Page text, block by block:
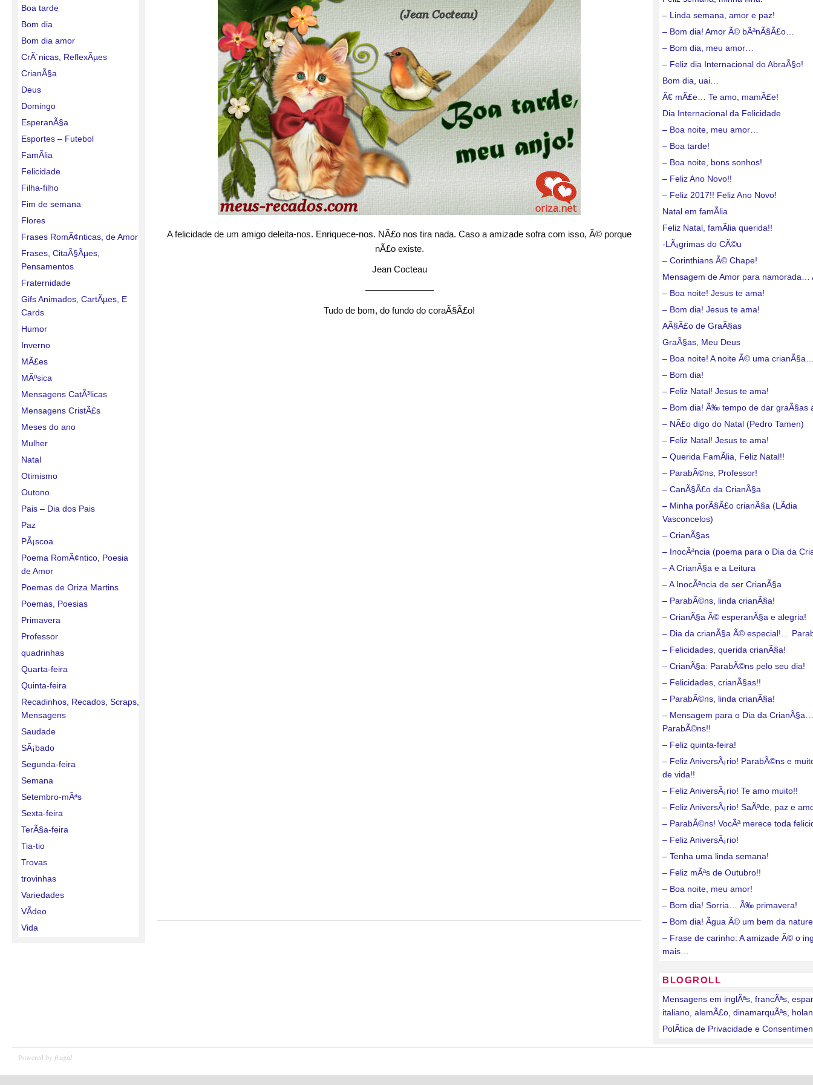
Boa tarde
Bom dia
Bom dia amor
CrÃ´nicas, ReflexÃµes
CrianÃ§a
Deus
Domingo
EsperanÃ§a
Esportes – Futebol
FamÃ­lia
Felicidade
Filha-filho
Fim de semana
Flores
Frases RomÃ¢nticas, de Amor
Frases, CitaÃ§Ãµes,
Pensamentos
Fraternidade
Gifs Animados, CartÃµes, E
Cards
Humor
Inverno
MÃ£es
MÃºsica
Mensagens CatÃ³licas
Mensagens CristÃ£s
Meses do ano
Mulher
Natal
Otimismo
Outono
Pais – Dia dos Pais
Paz
PÃ¡scoa
Poema RomÃ¢ntico, Poesia
de Amor
Poemas de Oriza Martins
Poemas, Poesias
Primavera
Professor
quadrinhas
Quarta-feira
Quinta-feira
Recadinhos, Recados, Scraps,
Mensagens
Saudade
SÃ¡bado
Segunda-feira
Semana
Setembro-mÃªs
Sexta-feira
TerÃ§a-feira
Tia-tio
Trovas
trovinhas
Variedades
VÃ­deo
Vida
A felicidade de um amigo deleita-nos. Enriquece-nos. NÃ£o nos tira nada. Caso a amizade sofra com isso, Ã© porque
nÃ£o existe.
Jean Cocteau
———————–
Tudo de bom, do fundo do coraÃ§Ã£o!
– Linda semana, amor e paz!
– Bom dia! Amor Ã© bÃªnÃ§Ã£o…
– Bom dia, meu amor…
– Feliz dia Internacional do AbraÃ§o!
Bom dia, uai…
Ã€ mÃ£e… Te amo, mamÃ£e!
Dia Internacional da Felicidade
– Boa noite, meu amor…
– Boa tarde!
– Boa noite, bons sonhos!
– Feliz Ano Novo!!
– Feliz 2017!! Feliz Ano Novo!
Natal em famÃ­lia
Feliz Natal, famÃ­lia querida!!
-LÃ¡grimas do CÃ©u
– Corinthians Ã© Chape!
Mensagem de Amor para namorada…
– Boa noite! Jesus te ama!
– Bom dia! Jesus te ama!
AÃ§Ã£o de GraÃ§as
GraÃ§as, Meu Deus
– Boa noite! A noite Ã© uma
– Bom dia!
– Feliz Natal! Jesus te ama!
– Bom dia! Ã‰ tempo de dar graÃ§as
– NÃ£o digo do Natal (Pedro Tamen)
– Feliz Natal! Jesus te ama!
– Querida FamÃ­lia, Feliz Natal!!
– ParabÃ©ns, Professor!
– CanÃ§Ã£o da CrianÃ§a
– Minha porÃ§Ã£o crianÃ§a (LÃ­dia
Vasconcelos)
– CrianÃ§as
– InocÃªncia (poema para o Dia da
– A CrianÃ§a e a Leitura
– A InocÃªncia de ser CrianÃ§a
– ParabÃ©ns, linda crianÃ§a!
– CrianÃ§a Ã© esperanÃ§a e alegria!
– Dia da crianÃ§a Ã© especial!…
– Felicidades, querida crianÃ§a!
– CrianÃ§a: ParabÃ©ns pelo seu dia!
– Felicidades, crianÃ§as!!
– ParabÃ©ns, linda crianÃ§a!
– Mensagem para o Dia da CrianÃ§a…
ParabÃ©ns!!
– Feliz quinta-feira!
– Feliz AniversÃ¡rio! ParabÃ©ns e
de vida!!
– Feliz AniversÃ¡rio! Te amo muito!!
– Feliz AniversÃ¡rio! SaÃºde, paz e
– ParabÃ©ns! VocÃª merece toda
– Feliz AniversÃ¡rio!
– Tenha uma linda semana!
– Feliz mÃªs de Outubro!!
– Boa noite, meu amor!
– Bom dia! Sorria… Ã‰ primavera!
– Bom dia! Ãgua Ã© um bem da
– Frase de carinho: A amizade Ã© o
mais…
BLOGROLL
Mensagens em inglÃªs, francÃªs,
italiano, alemÃ£o, dinamarquÃªs,
PolÃ­tica de Privacidade e
Powered by frugal